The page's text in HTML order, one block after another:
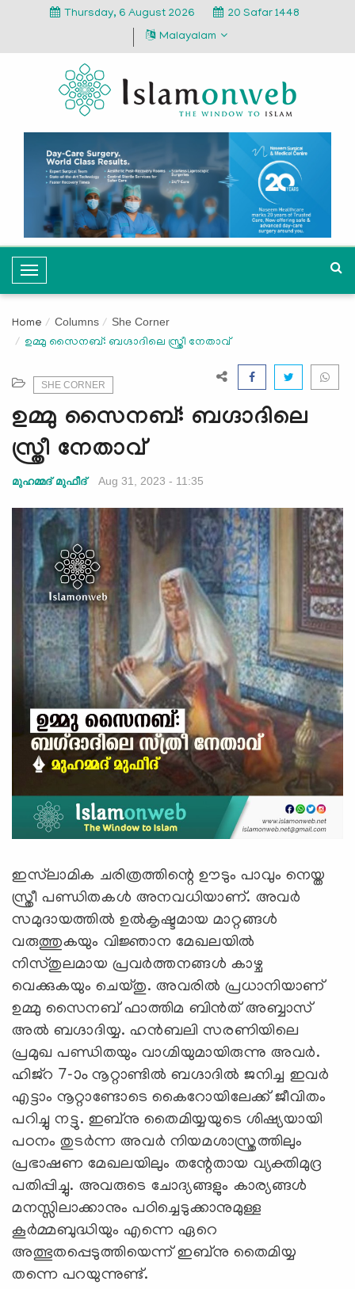
Thursday, 6 August 2026
20 Safar 1448
Malayalam
T
o
g
l
a
v
i
g
a
n
Home Columns She Corner
ഉമ്മു സൈനബ്: ബഗ്ദാദിലെ സ്ത്രീ നേതാവ്
SHE CORNER
ഉമ്മു സൈനബ്: ബഗ്ദാദിലെ
സ്ത്രീ നേതാവ്
മുഹമ്മദ് മുഫീദ് Aug 31, 2023 - 11:35
ഇസ്‍ലാമിക ചരിത്രത്തിന്റെ ഊടും പാവും നെയ്ത
സ്ത്രീ പണ്ഡിതകൾ അനവധിയാണ്. അവർ
സമുദായത്തിൽ ഉൽകൃഷ്ടമായ മാറ്റങ്ങള്‍
വരുത്തുകയും വിജ്ഞാന മേഖലയിൽ
നിസ്തുലമായ പ്രവർത്തനങ്ങൾ കാഴ്ച
വെക്കുകയും ചെയ്തു. അവരിൽ പ്രധാനിയാണ്
ഉമ്മു സൈനബ് ഫാത്തിമ ബിന്‍ത് അബ്ബാസ്
അൽ ബഗ്ദാദിയ്യ. ഹൻബലി സരണിയിലെ
പ്രമുഖ പണ്ഡിതയും വാഗ്മിയുമായിരുന്നു അവര്‍.
ഹിജ്റ 7-ാം നൂറ്റാണ്ടിൽ ബഗ്ദാദിൽ ജനിച്ച ഇവർ
എട്ടാം നൂറ്റാണ്ടോടെ കൈറോയിലേക്ക് ജീവിതം
പറിച്ചു നട്ടു. ഇബ്നു തൈമിയ്യയുടെ ശിഷ്യയായി
പഠനം തുടർന്ന അവര്‍ നിയമശാസ്ത്രത്തിലും
പ്രഭാഷണ മേഖലയിലും തന്റേതായ വ്യക്തിമുദ്ര
പതിപ്പിച്ചു. അവരുടെ ചോദ്യങ്ങളും കാര്യങ്ങൾ
മനസ്സിലാക്കാനും പഠിച്ചെടുക്കാനുമുള്ള
കൂര്‍മ്മബുദ്ധിയും എന്നെ ഏറെ
അത്ഭുതപ്പെടുത്തിയെന്ന് ഇബ്നു തൈമിയ്യ
തന്നെ പറയുന്നുണ്ട്.